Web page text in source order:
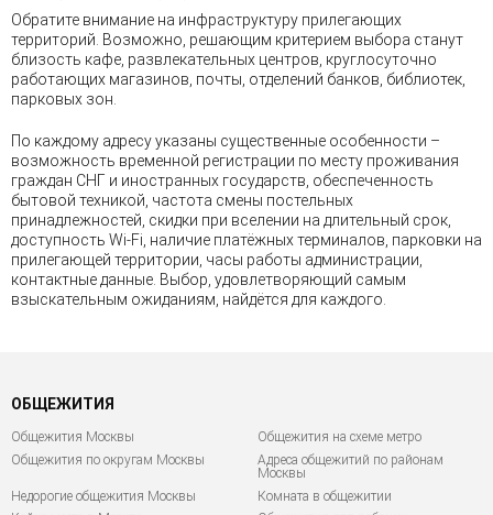
Обратите внимание на инфраструктуру прилегающих
территорий. Возможно, решающим критерием выбора станут
близость кафе, развлекательных центров, круглосуточно
работающих магазинов, почты, отделений банков, библиотек,
парковых зон.
По каждому адресу указаны существенные особенности –
возможность временной регистрации по месту проживания
граждан СНГ и иностранных государств, обеспеченность
бытовой техникой, частота смены постельных
принадлежностей, скидки при вселении на длительный срок,
доступность Wi-Fi, наличие платёжных терминалов, парковки на
прилегающей территории, часы работы администрации,
контактные данные. Выбор, удовлетворяющий самым
взыскательным ожиданиям, найдётся для каждого.
ОБЩЕЖИТИЯ
Общежития Москвы
Общежития на схеме метро
Общежития по округам Москвы
Адреса общежитий по районам
Москвы
Недорогие общежития Москвы
Комната в общежитии